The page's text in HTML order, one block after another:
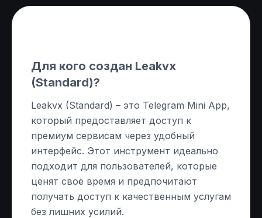
Для кого создан Leakvx
(Standard)?
Leakvx (Standard) – это Telegram Mini App,
который предоставляет доступ к
премиум сервисам через удобный
интерфейс. Этот инструмент идеально
подходит для пользователей, которые
ценят своё время и предпочитают
получать доступ к качественным услугам
без лишних усилий.